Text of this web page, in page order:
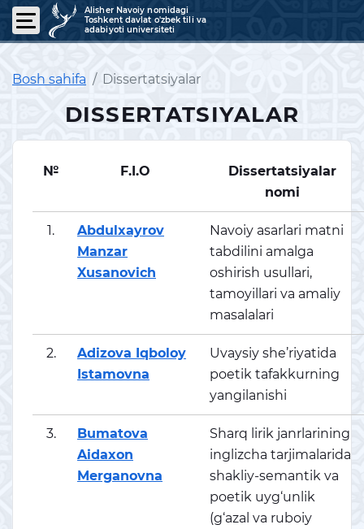
Alisher Navoiy nomidagi
Toshkent davlat o'zbek tili va
adabiyoti universiteti
Bosh sahifa Dissertatsiyalar
DISSERTATSIYALAR
№ F.I.O
Dissertatsiyalar
nomi
1.
Abdulxayrov
Manzar
Xusanovich
Navoiy asarlari matni
tabdilini amalga
oshirish usullari,
tamoyillari va amaliy
masalalari
2.
Adizova Iqboloy
Istamovna
Uvaysiy she’riyatida
poetik tafakkurning
yangilanishi
3.
Bumatova
Aidaxon
Merganovna
Sharq lirik janrlarining
inglizcha tarjimalarida
shakliy-semantik va
poetik uyg‘unlik
(g‘azal va ruboiy